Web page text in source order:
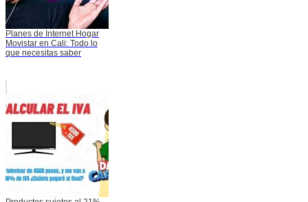
Planes de Internet Hogar
Movistar en Cali: Todo lo
que necesitas saber